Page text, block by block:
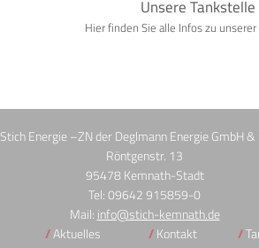
Unsere Tankstelle
Hier finden Sie alle Infos zu
Stich Energie –ZN der Deglmann Energie GmbH &
Röntgenstr. 13
95478 Kemnath-Stadt
Tel: 09642 915859-0
Mail: info@stich-kemnath.de
Aktuelles
Kontakt